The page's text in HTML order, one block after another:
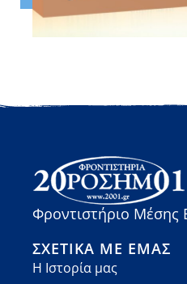
Φροντιστήριο Μέσης
ΣΧΕΤΙΚΆ ΜΕ ΕΜΆΣ
Η Ιστορία μας